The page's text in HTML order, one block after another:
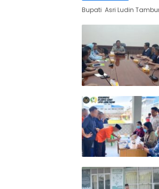
Bupati Asri Ludin